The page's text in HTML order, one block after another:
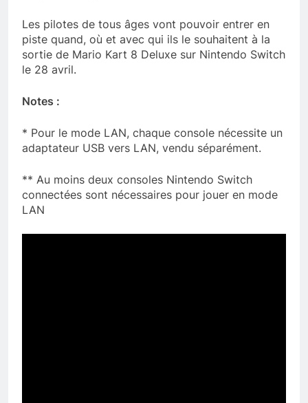
Les pilotes de tous âges vont pouvoir entrer en
piste quand, où et avec qui ils le souhaitent à la
sortie de Mario Kart 8 Deluxe sur Nintendo Switch
le 28 avril.
Notes :
* Pour le mode LAN, chaque console nécessite un
adaptateur USB vers LAN, vendu séparément.
** Au moins deux consoles Nintendo Switch
connectées sont nécessaires pour jouer en mode
LAN